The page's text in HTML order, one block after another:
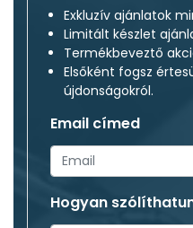
Exkluzív ajánlatok
Limitált készlet
Termékbeveztő
Elsőként fogsz
újdonságokról.
Email címed
Hogyan